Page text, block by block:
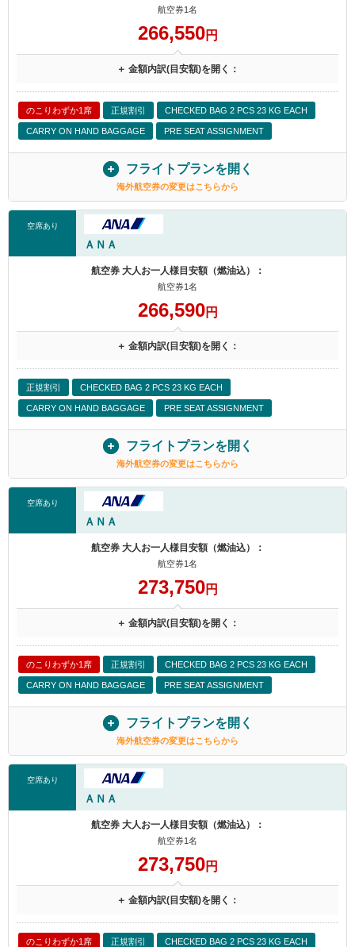
航空券1名
266,550円
＋ 金額内訳(目安額)を開く：
のこりわずか1席 正規割引 CHECKED BAG 2 PCS 23 KG EACH
CARRY ON HAND BAGGAGE PRE SEAT ASSIGNMENT
フライトプランを開く
海外航空券の変更はこちらから
空席あり
ＡＮＡ
航空券 大人お一人様目安額（燃油込）：
航空券1名
266,590円
＋ 金額内訳(目安額)を開く：
正規割引 CHECKED BAG 2 PCS 23 KG EACH
CARRY ON HAND BAGGAGE PRE SEAT ASSIGNMENT
フライトプランを開く
海外航空券の変更はこちらから
空席あり
ＡＮＡ
航空券 大人お一人様目安額（燃油込）：
航空券1名
273,750円
＋ 金額内訳(目安額)を開く：
のこりわずか1席 正規割引 CHECKED BAG 2 PCS 23 KG EACH
CARRY ON HAND BAGGAGE PRE SEAT ASSIGNMENT
フライトプランを開く
海外航空券の変更はこちらから
空席あり
ＡＮＡ
航空券 大人お一人様目安額（燃油込）：
航空券1名
273,750円
＋ 金額内訳(目安額)を開く：
のこりわずか1席 正規割引 CHECKED BAG 2 PCS 23 KG EACH